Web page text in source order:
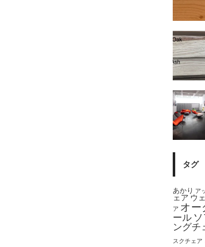
タグ
あかり ア
ェア ウ
ア オー
ール
ングチ
スクチェア